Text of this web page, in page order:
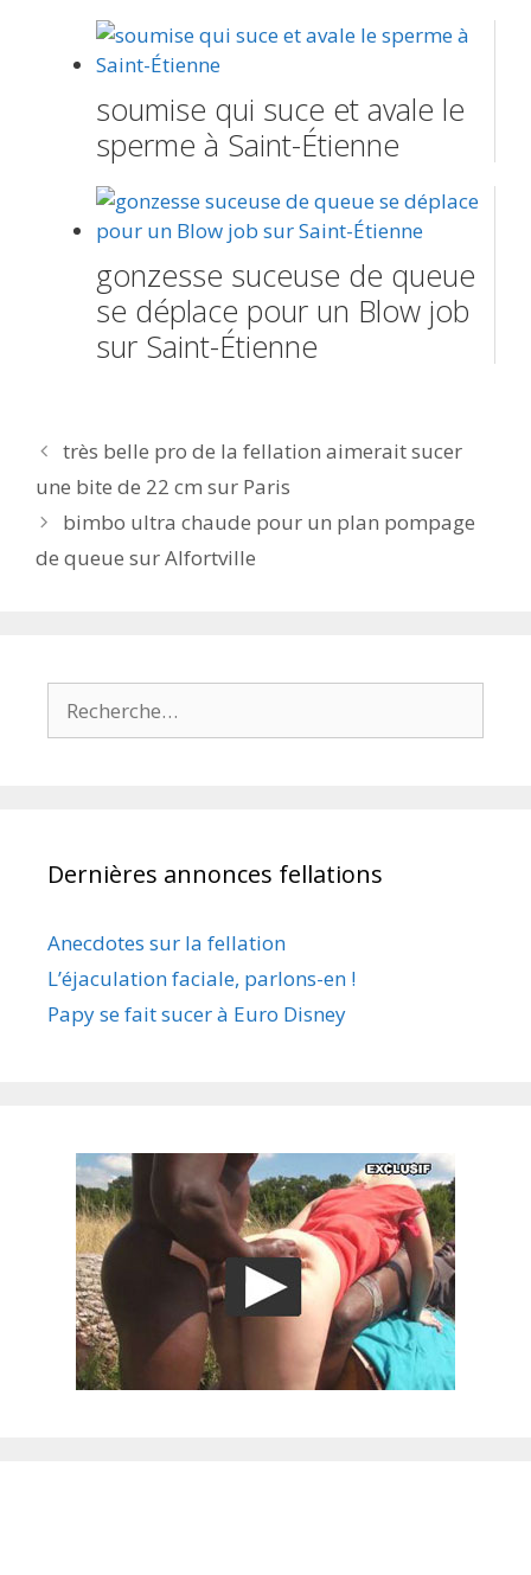
soumise qui suce et avale le
sperme à Saint-Étienne
gonzesse suceuse de queue
se déplace pour un Blow job
sur Saint-Étienne
Navigation
des
très belle pro de la fellation aimerait sucer
une bite de 22 cm sur Paris
bimbo ultra chaude pour un plan pompage
de queue sur Alfortville
Dernières annonces fellations
Anecdotes sur la fellation
L’éjaculation faciale, parlons-en !
Papy se fait sucer à Euro Disney